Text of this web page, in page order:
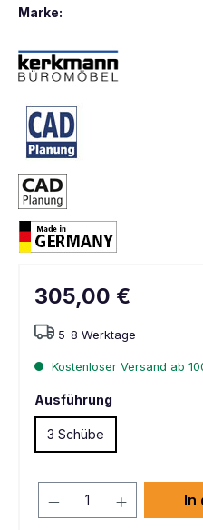
Marke:
305,00 €
5-8 Werktage
Kostenloser Versand ab
Ausführung
3 Schübe
In